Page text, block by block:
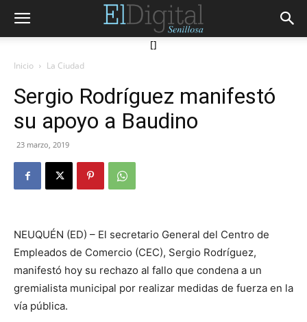
[]
Inicio La Ciudad
Sergio Rodríguez manifestó
su apoyo a Baudino
23 marzo, 2019
NEUQUÉN (ED) – El secretario General del Centro de
Empleados de Comercio (CEC), Sergio Rodríguez,
manifestó hoy su rechazo al fallo que condena a un
gremialista municipal por realizar medidas de fuerza en la
vía pública.